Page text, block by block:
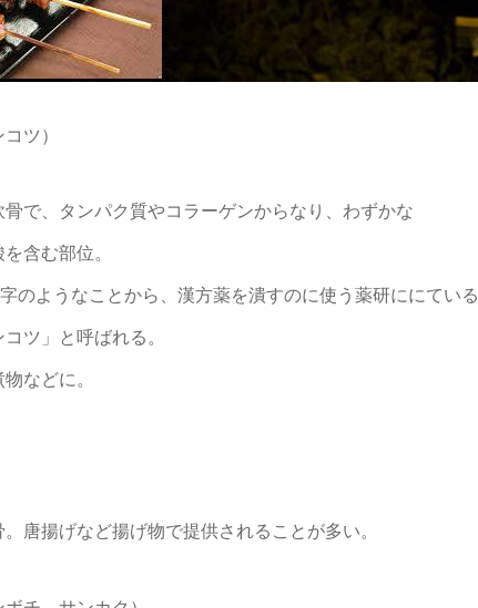
ツ）
で、タンパク質やコラーゲンからなり、わずかな
含む部位。
のようなことから、漢方薬を潰すのに使う薬研ににている
ツ」と呼ばれる。
などに。
唐揚げなど揚げ物で提供されることが多い。